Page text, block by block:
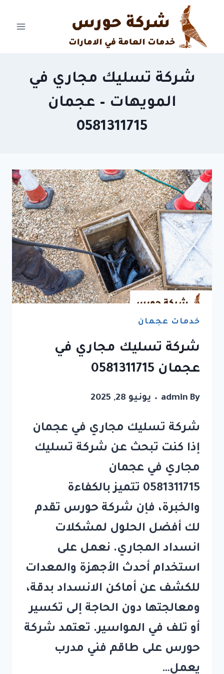
content
شركة تسليك مجاري في
المويهات – عجمان
0581311715
خدمات عجمان
شركة تسليك مجاري في
عجمان 0581311715
By
admin يونيو 28, 2025
شركة تسليك مجاري في عجمان
إذا كنت تبحث عن شركة تسليك
مجاري في عجمان
0581311715 تتميز بالكفاءة
والخبرة، فإن شركة حورس تقدم
لك أفضل الحلول لمشكلات
انسداد المجاري. نعمل على
استخدام أحدث الأجهزة والمعدات
للكشف عن أماكن الانسداد بدقة،
ومعالجتها دون الحاجة إلى تكسير
أو تلف في المواسير. تعتمد شركة
حورس على طاقم فني مدرب
يعمل…